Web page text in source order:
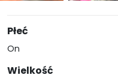
Płeć
On
Wielkość